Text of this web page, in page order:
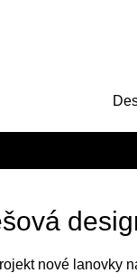
nové lanovky